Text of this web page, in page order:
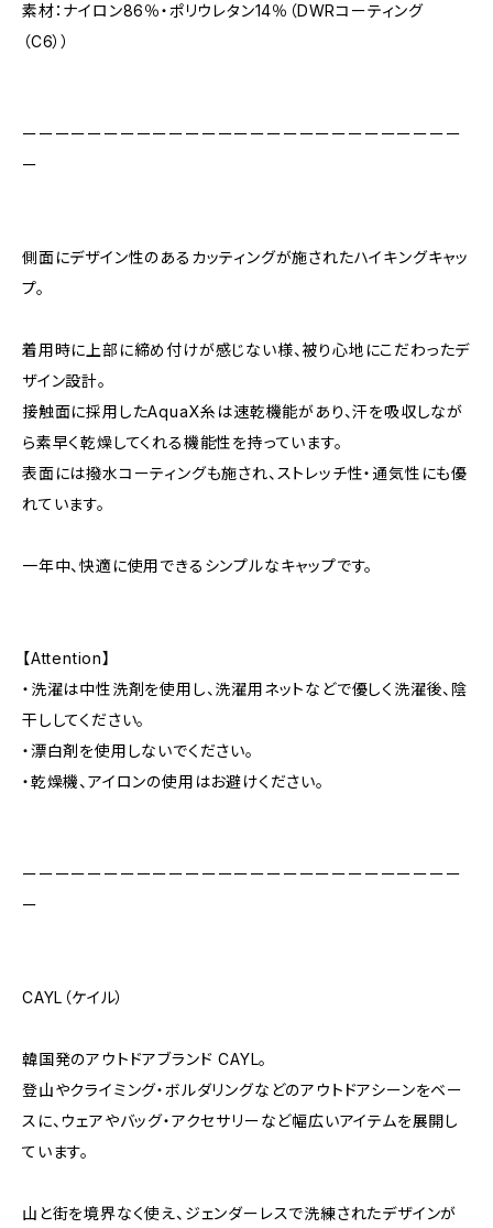
素材：ナイロン86％・ポリウレタン14％（DWRコーティング
（C6））
ーーーーーーーーーーーーーーーーーーーーーーーーーーー
ー
側面にデザイン性のあるカッティングが施されたハイキングキャッ
プ。
着用時に上部に締め付けが感じない様、被り心地にこだわったデ
ザイン設計。
接触面に採用したAquaX糸は速乾機能があり、汗を吸収しなが
ら素早く乾燥してくれる機能性を持っています。
表面には撥水コーティングも施され、ストレッチ性・通気性にも優
れています。
一年中、快適に使用できるシンプルなキャップです。
【Attention】
・洗濯は中性洗剤を使用し、洗濯用ネットなどで優しく洗濯後、陰
干ししてください。
・漂白剤を使用しないでください。
・乾燥機、アイロンの使用はお避けください。
ーーーーーーーーーーーーーーーーーーーーーーーーーーー
ー
CAYL（ケイル）
韓国発のアウトドアブランド CAYL。
登山やクライミング・ボルダリングなどのアウトドアシーンをベー
スに、ウェアやバッグ・アクセサリーなど幅広いアイテムを展開し
ています。
山と街を境界なく使え、ジェンダーレスで洗練されたデザインが